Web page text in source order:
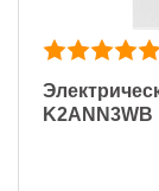
K2ANN3WB